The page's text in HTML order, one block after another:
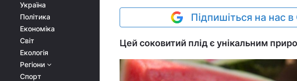
Україна
Політика
Економіка
Світ
Екологія
Регіони
Спорт
Підпишіться на нас
Цей соковитий плід є унікальним